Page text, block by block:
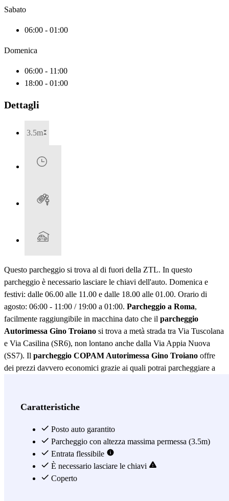
Sabato
06:00 - 01:00
Domenica
06:00 - 11:00
18:00 - 01:00
Dettagli
3.5m
Questo parcheggio si trova al di fuori della ZTL. In questo
parcheggio è necessario lasciare le chiavi dell'auto. Domenica e
festivi: dalle 06.00 alle 11.00 e dalle 18.00 alle 01.00. Orario di
agosto: 06:00 - 11:00 / 19:00 a 01:00. Parcheggio a Roma,
facilmente raggiungibile in macchina dato che il parcheggio
Autorimessa Gino Troiano si trova a metà strada tra Via Tuscolana
e Via Casilina (SR6), non lontano anche dalla Via Appia Nuova
(SS7). Il parcheggio COPAM Autorimessa Gino Troiano offre
dei prezzi davvero economici grazie ai quali potrai parcheggiare a
come l’anfiteatro di Villa Lais e Villa Lazzaroni, entrambi a solo 10
Caffarella
, con le Catacombe di San Callisto e il Parco
archeologico delle Tombe di Via Latina. Se poi dal parcheggio
Autorimessa Gino Troiano vuoi raggiungere il vicino centro storico,
a circa 10 minuti a piedi troverai la fermata Furio Camillo, della
linea A della metropolitana, con la quale potrai arrivare alla Stazione
Caratteristiche
Posto auto garantito
Parcheggio con altezza massima permessa (3.5m)
Entrata flessibile
È necessario lasciare le chiavi
Coperto